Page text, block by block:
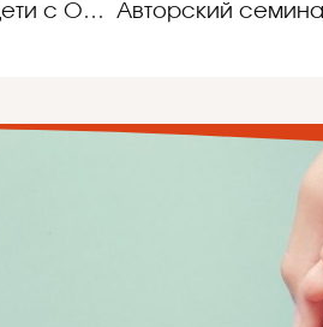
Дискуссионная площадка по теме «Дети с ОВЗ в семье: проблемы и пути их решения» с участием родителей и педагогов дошкольных образовательных учреждений города Белгорода